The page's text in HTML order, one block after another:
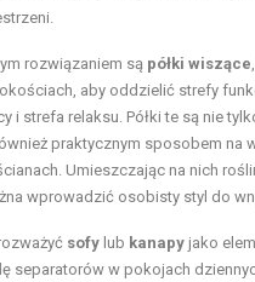
rozwiązaniem są półki wiszące
aby oddzielić strefy
i strefa relaksu. Półki te są nie
praktycznym sposobem na
Umieszczając na nich
wprowadzić osobisty styl do
sofy lub kanapy jako
separatorów w pokojach